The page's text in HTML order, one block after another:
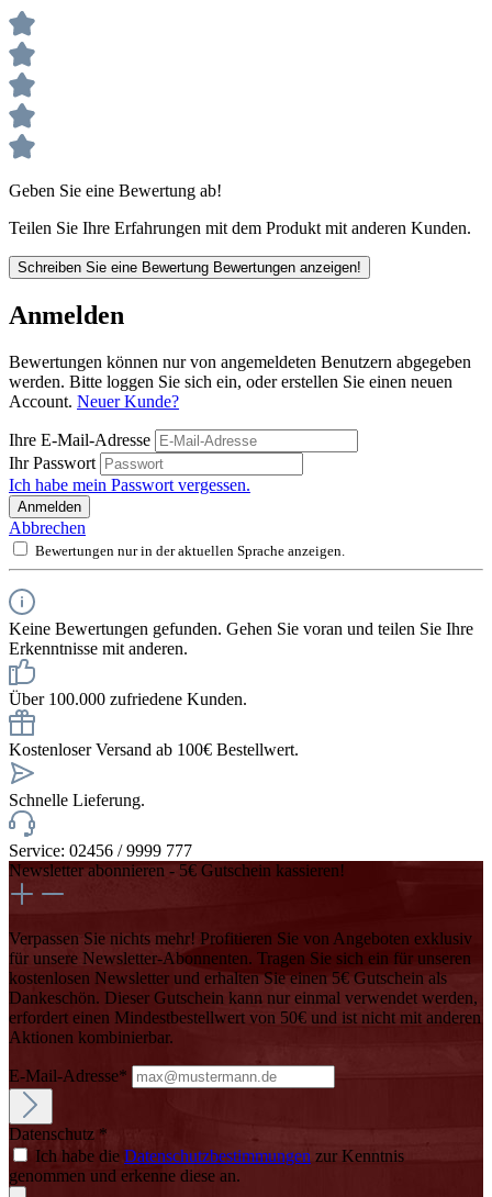
Geben Sie eine Bewertung ab!
Teilen Sie Ihre Erfahrungen mit dem Produkt mit anderen Kunden.
Schreiben Sie eine Bewertung Bewertungen anzeigen!
Anmelden
Bewertungen können nur von angemeldeten Benutzern abgegeben
werden. Bitte loggen Sie sich ein, oder erstellen Sie einen neuen
Account. Neuer Kunde?
Ihre E-Mail-Adresse
Ihr Passwort
Ich habe mein Passwort vergessen.
Anmelden
Abbrechen
Bewertungen nur in der aktuellen Sprache anzeigen.
Keine Bewertungen gefunden. Gehen Sie voran und teilen Sie Ihre
Erkenntnisse mit anderen.
Über 100.000 zufriedene Kunden.
Kostenloser Versand ab 100€ Bestellwert.
Schnelle Lieferung.
Service: 02456 / 9999 777
Newsletter abonnieren - 5€ Gutschein kassieren!
Verpassen Sie nichts mehr! Profitieren Sie von Angeboten exklusiv
für unsere Newsletter-Abonnenten. Tragen Sie sich ein für unseren
kostenlosen Newsletter und erhalten Sie einen 5€ Gutschein als
Dankeschön. Dieser Gutschein kann nur einmal verwendet werden,
erfordert einen Mindestbestellwert von 50€ und ist nicht mit anderen
Aktionen kombinierbar.
E-Mail-Adresse*
Datenschutz *
Ich habe die Datenschutzbestimmungen zur Kenntnis
genommen und erkenne diese an.